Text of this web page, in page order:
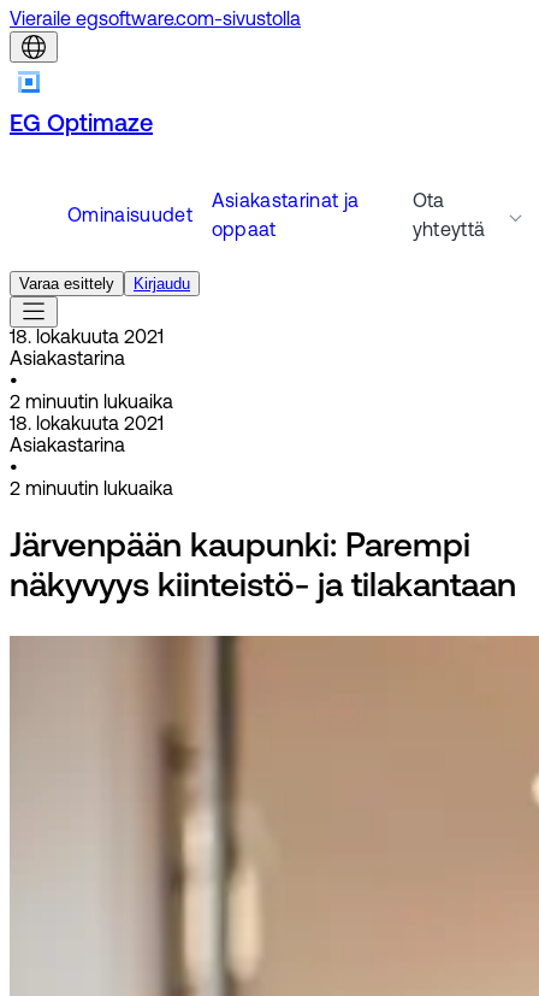
Vieraile egsoftware.com-sivustolla
EG Optimaze
Ominaisuudet
Asiakastarinat ja
oppaat
Ota
yhteyttä
Varaa esittely Kirjaudu
18. lokakuuta 2021
Asiakastarina
•
2 minuutin lukuaika
18. lokakuuta 2021
Asiakastarina
•
2 minuutin lukuaika
Järvenpään kaupunki: Parempi
näkyvyys kiinteistö- ja tilakantaan